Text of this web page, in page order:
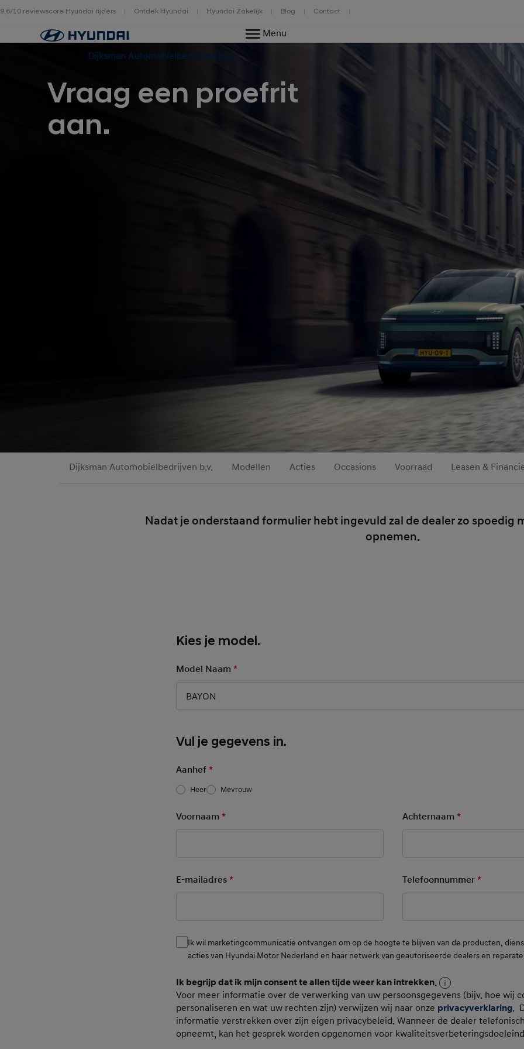
9,6/10 reviewscore Hyundai rijders Ontdek Hyundai Hyundai Zakelijk Blog Contact
Home
Dijksman Automobielbedrijven b.v.
Menu
Vraag een proefrit
aan.
Dijksman Automobielbedrijven b.v. Modellen Acties Occasions Voorraad Leasen &
Nadat je onderstaand formulier hebt ingevuld zal de dealer zo spoedig
opnemen.
Kies je model.
Model Naam*
BAYON
Basic User Info
Vul je gegevens in.
Aanhef *
Heer Mevrouw
Voornaam* Achternaam*
E-mailadres* Telefoonnummer*
Consent
Ik wil marketingcommunicatie ontvangen om op de hoogte te blijven van de producten,
acties van Hyundai Motor Nederland en haar netwerk van geautoriseerde dealers en
Consent Persoonsgegevens
Ik begrijp dat ik mijn consent te allen tijde weer kan intrekken.
Voor meer informatie over de verwerking van uw persoonsgegevens (bijv. hoe wij
personaliseren en wat uw rechten zijn) verwijzen wij naar onze privacyverklaring.
informatie verstrekken over zijn eigen privacybeleid. Wanneer de dealer
opneemt, kan het gesprek worden opgenomen voor